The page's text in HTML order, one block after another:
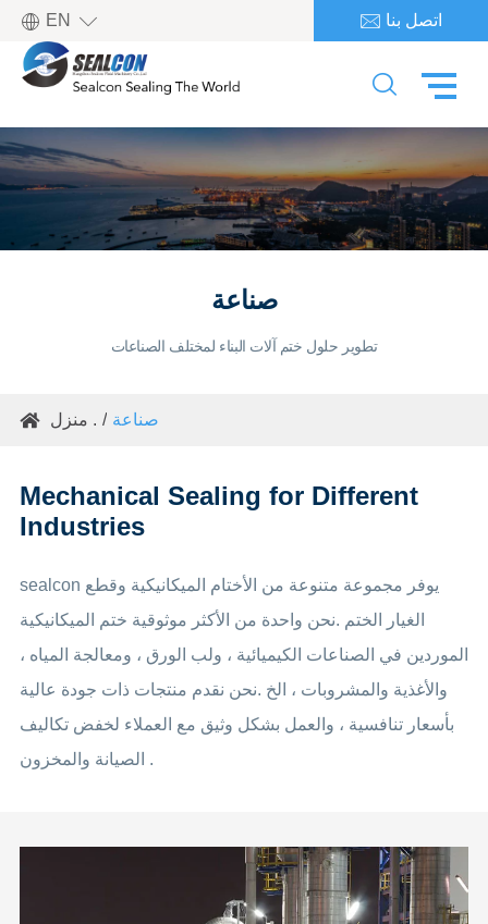
EN   اتصل بنا

صناعة
تطوير حلول ختم آلات البناء لمختلف الصناعات
 منزل . صناعة
Mechanical Sealing for Different
Industries
sealcon يوفر مجموعة متنوعة من الأختام الميكانيكية وقطع
الغيار الختم .نحن واحدة من الأكثر موثوقية ختم الميكانيكية
الموردين في الصناعات الكيميائية ، ولب الورق ، ومعالجة المياه ،
والأغذية والمشروبات ، الخ .نحن نقدم منتجات ذات جودة عالية
بأسعار تنافسية ، والعمل بشكل وثيق مع العملاء لخفض تكاليف
الصيانة والمخزون .